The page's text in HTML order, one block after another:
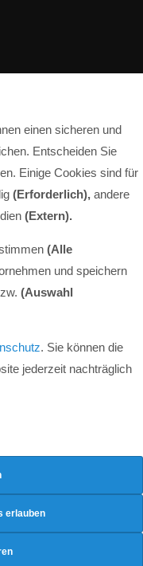
einen sicheren und
Entscheiden Sie
Einige Cookies sind für
(Erforderlich), andere
(Extern).
(Alle
und speichern
(Auswahl
. Sie können die
jederzeit nachträglich